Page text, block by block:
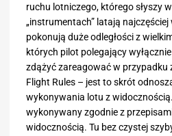
ruchu lotniczego, którego słyszy
„instrumentach” latają
pokonują duże odległości z
których pilot polegający
zdążyć zareagować w przypadku
Flight Rules – jest to skrót
wykonywania lotu z
wykonywany zgodnie z
widocznością. Tu bez czystej